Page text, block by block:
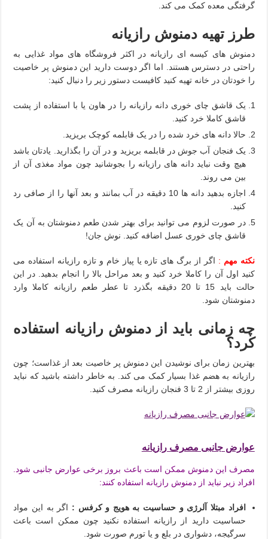
گرفتگی معده کمک می کند.
طرز تهیه دمنوش رازیانه
دمنوش های کیسه ای رازیانه در اکثر فروشگاه های مواد غذایی به
راحتی در دسترس هستند. اما اگر دوست دارید این دمنوش پر خاصیت
را خودتان در خانه تهیه کنید کافیست دستور زیر را دنبال کنید:
یک قاشق چای خوری دانه رازیانه را در هاون یا با استفاده از پشت
قاشق کاملا خرد کنید.
حالا دانه های خرد شده را در یک قابلمه کوچک بریزید.
یک فنجان آب جوش در قابلمه بریزید و در آن را بگذارید. یادتان باشد
هیچ وقت نباید دانه های رازیانه را بجوشانید چون مواد مغذی آن از
بین می روند.
اجازه بدهید دانه ها 10 دقیقه در آب بمانند و بعد آنها را از صافی رد
کنید.
در صورت لزوم می توانید برای بهتر شدن طعم دمنوشتان به آن یک
قاشق چای خوری عسل اضافه کنید. نوش جان!
نکته مهم : اگر از برگ های تازه یا پیاز خام و تازه رازیانه استفاده می
کنید اول آن را کاملا خرد کنید و بعد مراحل بالا را انجام بدهید. در این
حالت باید 15 تا 20 دقیقه بگذرد تا عطر طعم رازیانه کاملا وارد
دمنوشتان شود.
چه زمانی باید از دمنوش رازیانه استفاده
کرد؟
بهترین زمان برای نوشیدن این دمنوش پر خاصیت بعد از غذاست؛ چون
رازیانه به هضم غذا بسیار کمک می کند. به خاطر داشته باشید که نباید
روزی بیشتر از 2 تا 3 فنجان رازیانه مصرف کنید.
عوارض جانبی مصرف رازیانه
مصرف این دمنوش ممکن است باعث بروز برخی عوارض جانبی شود.
افراد زیر نباید از دمنوش رازیانه استفاده کنند:
افراد مبتلا آلرژی و حساسیت به هویج و کرفس : اگر به این مواد
حساسیت دارید از رازیانه استفاده نکنید چون ممکن است باعث
سرگیجه، دشواری در بلع و یا تورم صورت شود.